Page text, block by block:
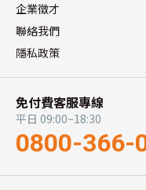
企業徵才
聯絡我們
隱私政策
免付費客服專線
平日 09:00~18:30
0800-366-